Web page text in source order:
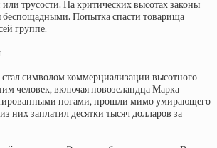
трусости. На критических высотах законы
беспощадными. Попытка спасти товарища
группе.
символом коммерциализации высотного
человек, включая новозеландца Марка
ногами, прошли мимо умирающего
них заплатил десятки тысяч долларов за